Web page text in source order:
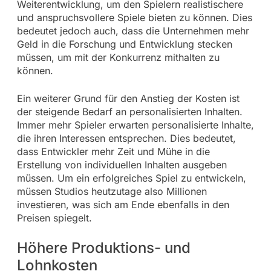
Weiterentwicklung, um den Spielern realistischere
und anspruchsvollere Spiele bieten zu können. Dies
bedeutet jedoch auch, dass die Unternehmen mehr
Geld in die Forschung und Entwicklung stecken
müssen, um mit der Konkurrenz mithalten zu
können.
Ein weiterer Grund für den Anstieg der Kosten ist
der steigende Bedarf an personalisierten Inhalten.
Immer mehr Spieler erwarten personalisierte Inhalte,
die ihren Interessen entsprechen. Dies bedeutet,
dass Entwickler mehr Zeit und Mühe in die
Erstellung von individuellen Inhalten ausgeben
müssen. Um ein erfolgreiches Spiel zu entwickeln,
müssen Studios heutzutage also Millionen
investieren, was sich am Ende ebenfalls in den
Preisen spiegelt.
Höhere Produktions- und
Lohnkosten